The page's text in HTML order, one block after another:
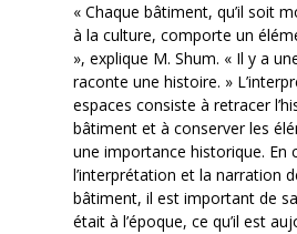
« Chaque bâtiment, qu’il soit
à la culture, comporte un
», explique M. Shum. « Il y a
raconte une histoire. »
espaces consiste à retracer
bâtiment et à conserver les
une importance historique. En
l’interprétation et la narration
bâtiment, il est important de
était à l’époque, ce qu’il est